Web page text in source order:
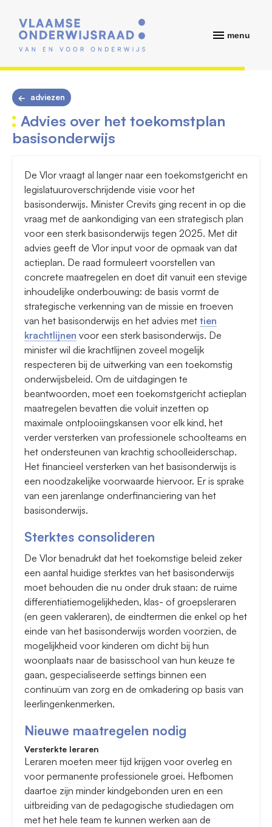
menu
adviezen
Advies over het toekomstplan
basisonderwijs
De Vlor vraagt al langer naar een toekomstgericht en
legislatuuroverschrijdende visie voor het
basisonderwijs. Minister Crevits ging recent in op die
vraag met de aankondiging van een strategisch plan
voor een sterk basisonderwijs tegen 2025. Met dit
advies geeft de Vlor input voor de opmaak van dat
actieplan. De raad formuleert voorstellen van
concrete maatregelen en doet dit vanuit een stevige
inhoudelijke onderbouwing: de basis vormt de
strategische verkenning van de missie en troeven
van het basisonderwijs en het advies met tien
krachtlijnen voor een sterk basisonderwijs. De
minister wil die krachtlijnen zoveel mogelijk
respecteren bij de uitwerking van een toekomstig
onderwijsbeleid. Om de uitdagingen te
beantwoorden, moet een toekomstgericht actieplan
maatregelen bevatten die voluit inzetten op
maximale ontplooiingskansen voor elk kind, het
verder versterken van professionele schoolteams en
het ondersteunen van krachtig schoolleiderschap.
Het financieel versterken van het basisonderwijs is
een noodzakelijke voorwaarde hiervoor. Er is sprake
van een jarenlange onderfinanciering van het
basisonderwijs.
Sterktes consolideren
De Vlor benadrukt dat het toekomstige beleid zeker
een aantal huidige sterktes van het basisonderwijs
moet behouden die nu onder druk staan: de ruime
differentiatiemogelijkheden, klas- of groepsleraren
(en geen vakleraren), de eindtermen die enkel op het
einde van het basisonderwijs worden voorzien, de
mogelijkheid voor kinderen om dicht bij hun
woonplaats naar de basisschool van hun keuze te
gaan, gespecialiseerde settings binnen een
continuüm van zorg en de omkadering op basis van
leerlingenkenmerken.
Nieuwe maatregelen nodig
Versterkte leraren
Leraren moeten meer tijd krijgen voor overleg en
voor permanente professionele groei. Hefbomen
daartoe zijn minder kindgebonden uren en een
uitbreiding van de pedagogische studiedagen om
met het hele team te kunnen werken aan de